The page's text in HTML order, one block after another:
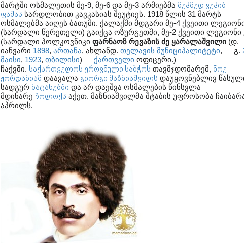
მარტში ოსმალეთის მე-9, მე-6 და მე-3 არმიებმა მეჰმედ ვეჰიბ-
ფაშას სარდლობით კავკასიას შეუტიეს. 1918 წლის 31 მარტს
ოსმალებმა აიღეს ბათუმი. ქალაქში მდგარი მე-4 ქვეითი
(სარდალი წერეთელი) გაიქცა ოზურგეთში, მე-2 ქვეითი ლეგიონი
(სარდალი პოლკოვნიკი ფარნაოზ რევაზის ძე ყარალაშვილი(დ.
იანვარი 1898, ართანა, ახლანდ. თელავის მუნიციპალიტეტი, — გ.
მაისი, 1923, თბილისი) — ქართველი ოფიცერი.)
ჩაქვში. საქართველოს ეროვნული საბჭოს თავმჯდომარემ, ნოე
ჟორდანიამ დაავალა გიორგი მაზნიაშვილს დაუყოვნებლივ
სადგურ ნატანებში და არ დაეშვა ოსმალების წინსვლა
მდინარე ჩოლოქს აქეთ. მაზნიაშვილმა შტაბის უფროსობა
აპრილს.